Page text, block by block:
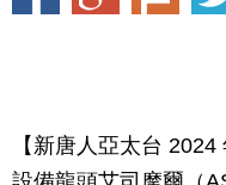
【新唐人亞太台